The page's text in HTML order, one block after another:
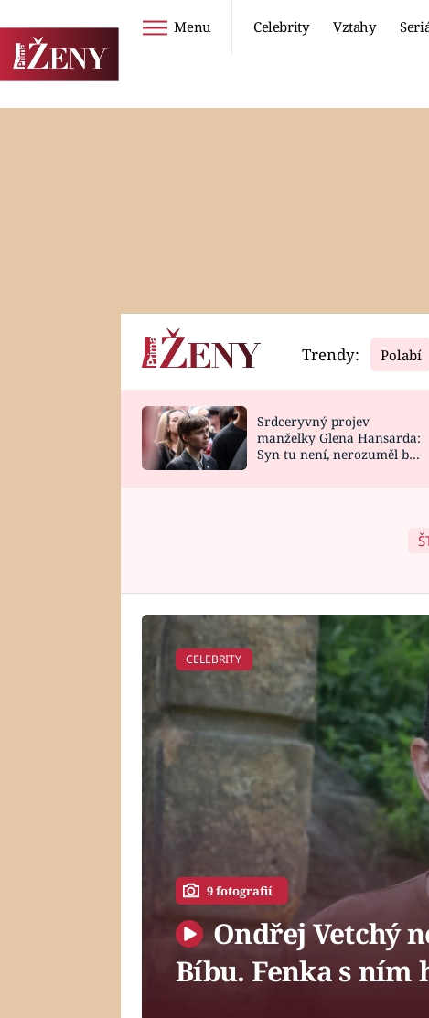
Menu Celebrity Vztahy
Horoskopy
HOROSKOP NA
Video
CELEBRITY
VAŘENÍ
Trendy: Polabí
Srdceryvný projev
manželky Glena Hansarda:
Syn tu není, nerozuměl by
CELEBRITY
9 fotografií
Ondřej Vetchý
Bíbu. Fenka s ním